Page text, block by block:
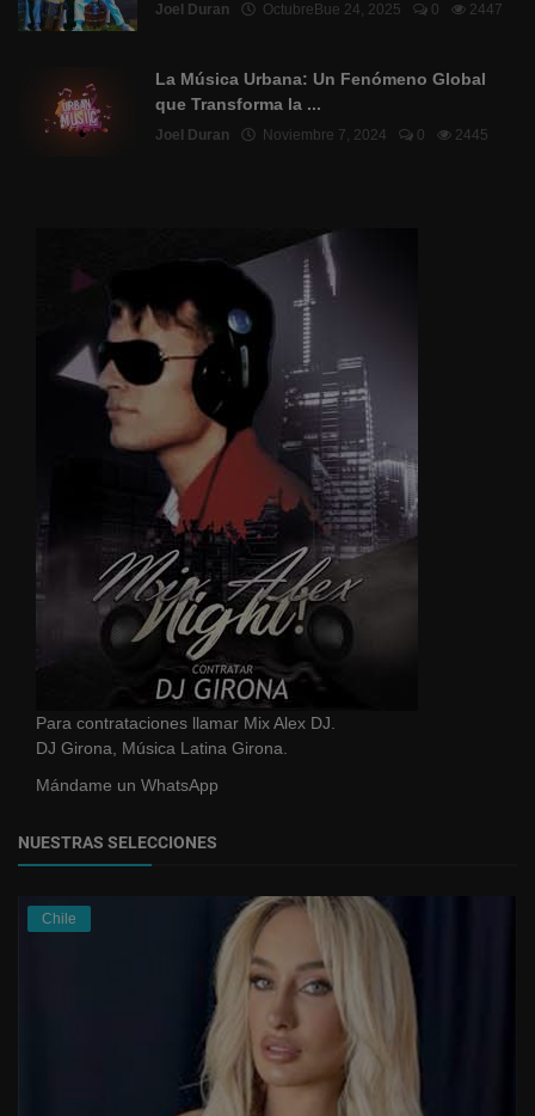
Joel Duran OctubreBue 24, 2025 0 2447
La Música Urbana: Un Fenómeno Global
que Transforma la ...
Joel Duran Noviembre 7, 2024 0 2445
Para contrataciones llamar Mix Alex DJ.
DJ Girona, Música Latina Girona.
Mándame un WhatsApp
NUESTRAS SELECCIONES
Chile